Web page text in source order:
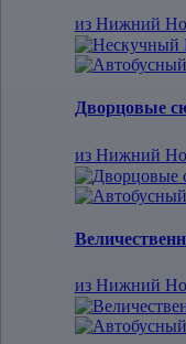
из Нижний
Дворцовые
из Нижний
из Нижний